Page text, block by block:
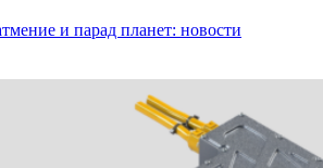
и парад планет: новости